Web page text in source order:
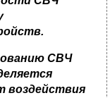
.
СВЧ
воздействия